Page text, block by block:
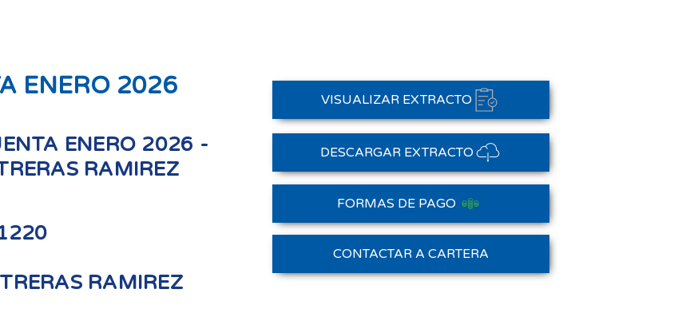
ENERO 2026
ENERO 2026 -
RAMIREZ
Saldo Anterior
RAMIREZ
VISUALIZAR EXTRACTO
DESCARGAR EXTRACTO
FORMAS DE PAGO
CONTACTAR A CARTERA